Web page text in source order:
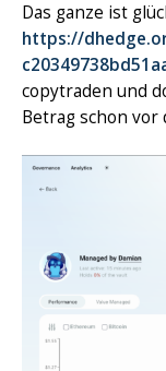
Das ganze ist
https://
copytraden und
Betrag schon vor